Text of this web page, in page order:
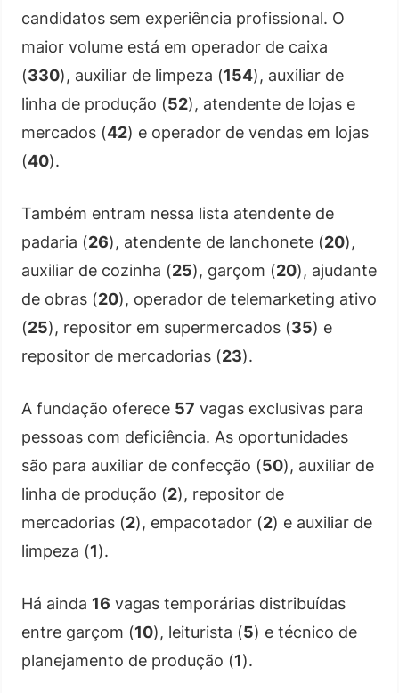
candidatos sem experiência profissional. O
maior volume está em operador de caixa
(330), auxiliar de limpeza (154), auxiliar de
linha de produção (52), atendente de lojas e
mercados (42) e operador de vendas em lojas
(40).
Também entram nessa lista atendente de
padaria (26), atendente de lanchonete (20),
auxiliar de cozinha (25), garçom (20), ajudante
de obras (20), operador de telemarketing ativo
(25), repositor em supermercados (35) e
repositor de mercadorias (23).
A fundação oferece 57 vagas exclusivas para
pessoas com deficiência. As oportunidades
são para auxiliar de confecção (50), auxiliar de
linha de produção (2), repositor de
mercadorias (2), empacotador (2) e auxiliar de
limpeza (1).
Há ainda 16 vagas temporárias distribuídas
entre garçom (10), leiturista (5) e técnico de
planejamento de produção (1).